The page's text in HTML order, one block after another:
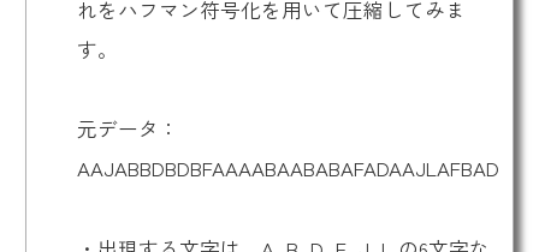
れをハフマン符号化を用いて圧縮してみま
す。
元データ：
AAJABBDBDBFAAAABAABABAFADAAJLAFBAD